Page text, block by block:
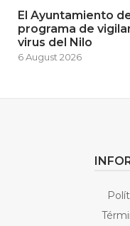
El Ayuntamiento
programa de
virus del Nilo
6 August 2026